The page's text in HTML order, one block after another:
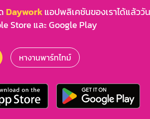
Dayworkแอปพลิเคชันของเราได้แล้ววั
Store และ Google Play
หางานพาร์ทไทม์